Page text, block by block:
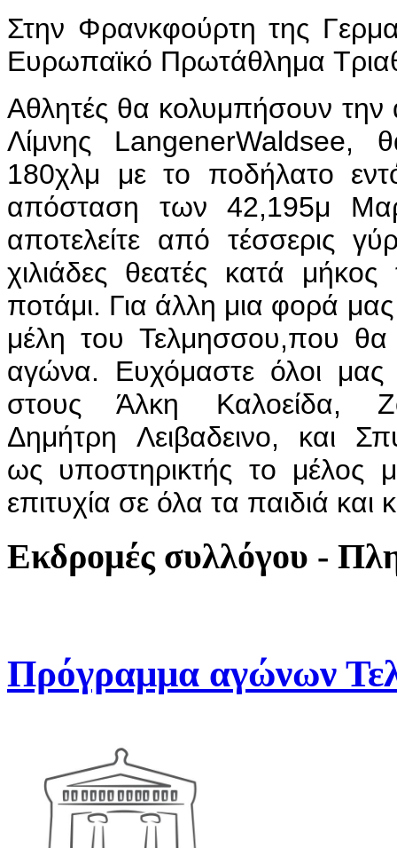
Στην Φρανκφούρτη της
Ευρωπαϊκό Πρωτάθλημα
Αθλητές θα κολυμπήσουν
Λίμνης LangenerWaldsee,
180χλμ με το ποδήλατο
απόσταση των 42,195μ
αποτελείτε από τέσσερις
χιλιάδες θεατές κατά
ποτάμι. Για άλλη μια φορά
μέλη του Τελμησσου,που
αγώνα. Ευχόμαστε όλοι μας
στους Άλκη Καλοείδα,
Δημήτρη Λειβαδεινο, και
ως υποστηρικτής το μέλος
επιτυχία σε όλα τα παιδιά και
Εκδρομές συλλόγου -
Πρόγραμμα αγώνων